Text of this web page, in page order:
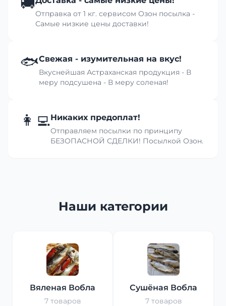
Отправка от 1 кг. сервисом Озон посылка -
Самые низкие цены доставки!
🐟Свежая - изумительная на вкус!
Вкуснейшая Астраханская продукция - В
меру подсушена - В меру соленая!
👩‍💻Никаких предоплат!
Отправляем посылки по принципу
БЕЗОПАСНОЙ СДЕЛКИ! Посылкой Озон.
Наши категории
Вяленая Вобла
7 товаров
Сушёная Вобла
7 товаров